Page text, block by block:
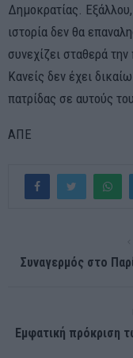
Δημοκρατίας.
ιστορία δεν θα
συνεχίζει σταθερά
Κανείς δεν έχει
πατρίδας σε αυτούς
ΑΠΕ
Συναγερμός στο
Εμφατική πρόκριση